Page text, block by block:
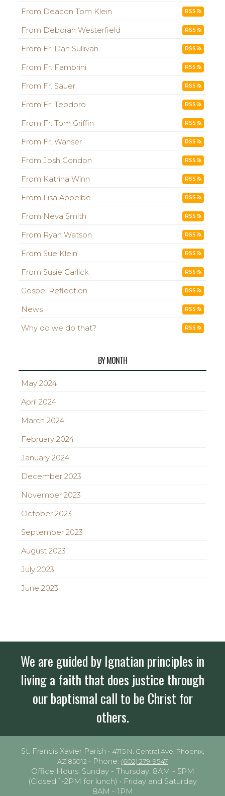
From Deacon Tom Klein RSS
From Deborah Westerfield RSS
From Fr. Dan Sullivan RSS
From Fr. Fambrini RSS
From Fr. Sauer RSS
From Fr. Teodoro RSS
From Fr. Tom Griffin RSS
From Fr. Wanser RSS
From Josh Condon RSS
From Katrina Winn RSS
From Lisa Appelbe RSS
From Neva Smith RSS
From Ryan Watson RSS
From Sue Klein RSS
From Susie Garlick RSS
Gospel Reflection RSS
News RSS
Why do we do that? RSS
BY MONTH
May 2024
April 2024
March 2024
February 2024
January 2024
December 2023
November 2023
October 2023
September 2023
August 2023
July 2023
June 2023
We are guided by Ignatian principles in
living a faith that does justice through
our baptismal call to be Christ for
others.
St. Francis Xavier Parish • 4715 N. Central Ave. Phoenix,
AZ 85012 • Phone: (602) 279-9547
Office Hours: Sunday - Thursday: 8AM - 5PM
(Closed 1-2PM for lunch) • Friday and Saturday
8AM - 1PM